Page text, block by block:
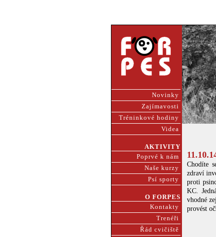
Novinky
Zajímavosti
Tréninkové hodiny
Videa
AKTIVITY
Poprvé k nám
Naše kurzy
Psí sporty
O FORPES
Kontakty
Trenéři
Řád cvičiště
Chodíte
zdraví
proti
KC.
vhodné
provést